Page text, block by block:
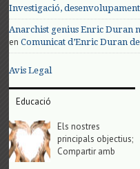
Investigació,
Anarchist genius Enric Duran
enComunicat d’Enric Duran
Avis Legal
Educació
Els nostres
principals objectius;
Compartir amb